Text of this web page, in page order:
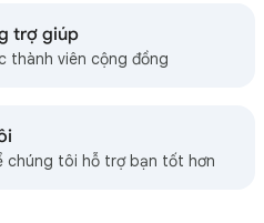
trợ giúp
thành viên cộng đồng
chúng tôi hỗ trợ bạn tốt hơn